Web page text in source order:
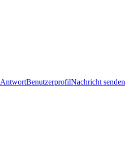
AntwortBenutzerprofilNachricht senden